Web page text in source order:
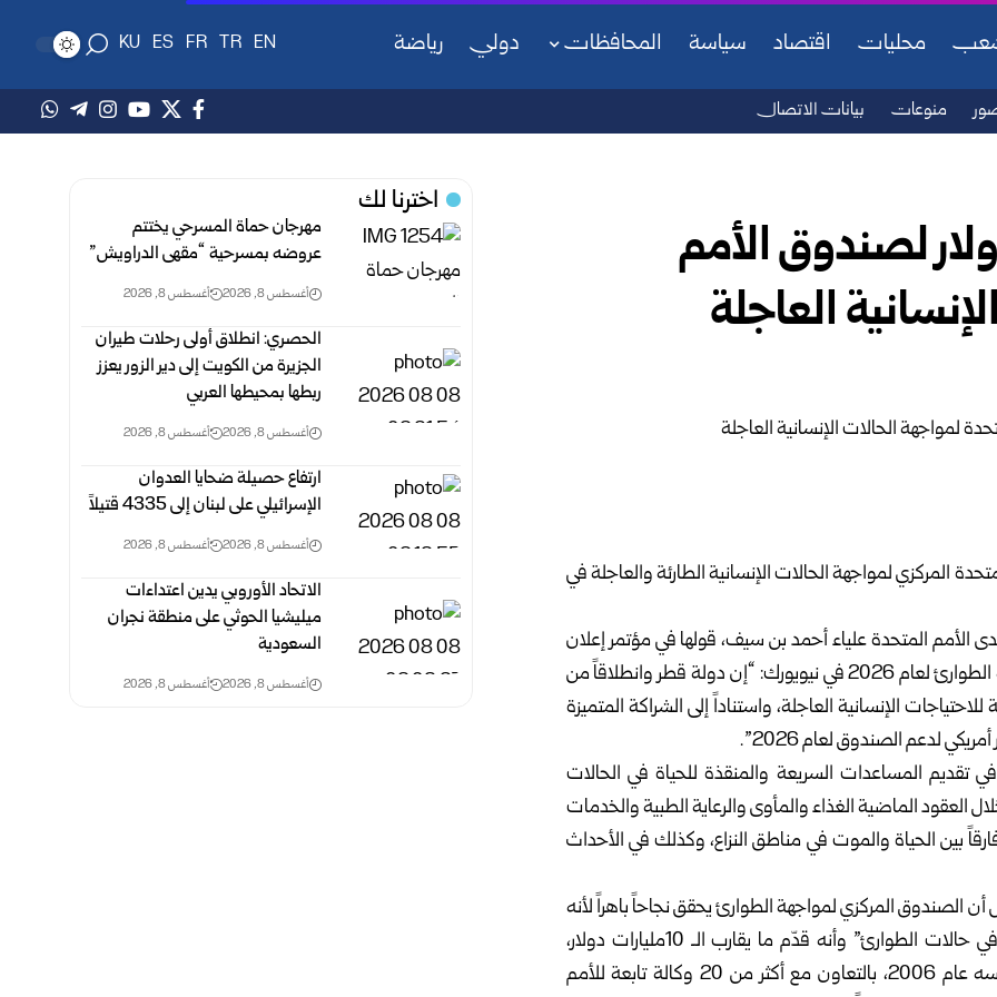
محليات اقتصاد سياسة المحافظات دولي رياضة EN
TR
FR
ES
KU
منوعات بيانات الاتصال
لصندوق الأمم
العاجلة
المركزي لمواجهة الحالات الإنسانية الطارئة والعاجلة في
الأمم المتحدة علياء أحمد بن سيف، قولها في مؤتمر إعلان
التبرعات رفيع المستوى لصندوق المنظمة المركزي لمواجهة الطوارئ لعام 2026 في نيويورك: “إن دولة قطر وانطلاقاً من
الإنسانية العاجلة، واستناداً إلى الشراكة المتميزة
لدعم الصندوق لعام 2026”.
تقديم المساعدات السريعة والمنقذة للحياة في الحالات
العقود الماضية الغذاء والمأوى والرعاية الطبية والخدمات
بين الحياة والموت في مناطق النزاع، وكذلك في الأحداث
الصندوق المركزي لمواجهة الطوارئ يحقق نجاحاً باهراً لأنه
سريع ومرن وعادل، مشيراً إلى أنه “شريان الحياة العالمي في حالات الطوارئ” وأنه قدّم ما يقارب الـ 10مليارات دولار،
كمساعدات منقذة للحياة في أكثر من 100دولة منذ تأسيسه عام 2006، بالتعاون مع أكثر من 20 وكالة تابعة للأمم
اخترنا لك
مهرجان حماة المسرحي يختتم
عروضه بمسرحية “مقهى الدراويش”
أغسطس 8, 2026 أغسطس 8, 2026
الحصري: انطلاق أولى رحلات طيران
الجزيرة من الكويت إلى دير الزور يعزز
ربطها بمحيطها العربي
أغسطس 8, 2026 أغسطس 8, 2026
ارتفاع حصيلة ضحايا العدوان
الإسرائيلي على لبنان إلى 4335 قتيلاً
أغسطس 8, 2026 أغسطس 8, 2026
الاتحاد الأوروبي يدين اعتداءات
ميليشيا الحوثي على منطقة نجران
السعودية
أغسطس 8, 2026 أغسطس 8, 2026